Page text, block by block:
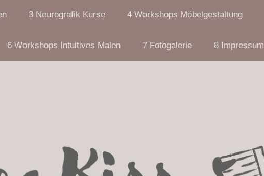
3 Neurografik Kurse 4 Workshops Möbelgestaltung
6 Workshops Intuitives Malen 7 Fotogalerie 8 Impressum